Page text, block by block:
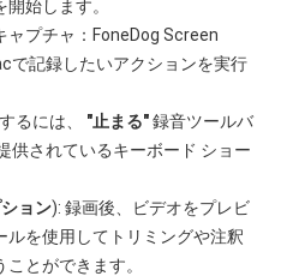
始します。
ャプチャ：FoneDog Screen
で記録したいアクションを実行
るには、 "止まる"録音ツールバ
供されているキーボード ショー
ョン): 録画後、ビデオをプレビ
ルを使用してトリミングや注釈
とができます。